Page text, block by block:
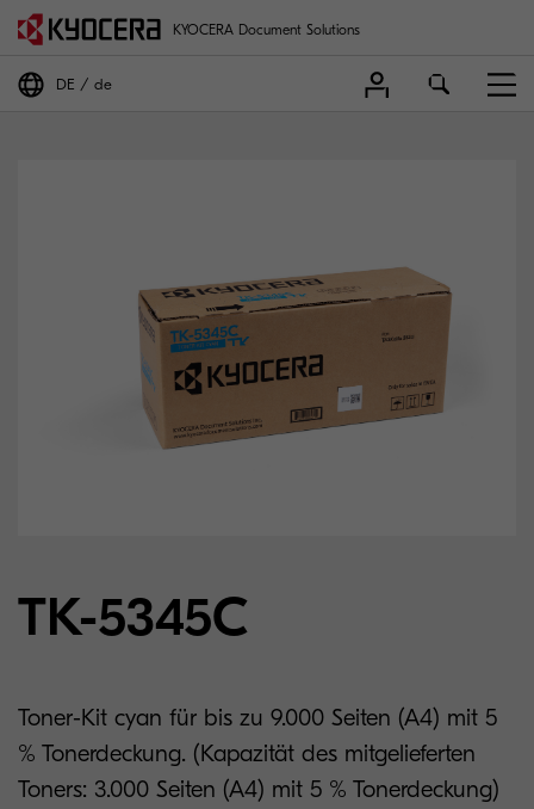
KYOCERA Document Solutions
DE de
TK-5345C
Toner-Kit cyan für bis zu 9.000 Seiten (A4) mit 5
% Tonerdeckung. (Kapazität des mitgelieferten
Toners: 3.000 Seiten (A4) mit 5 % Tonerdeckung)